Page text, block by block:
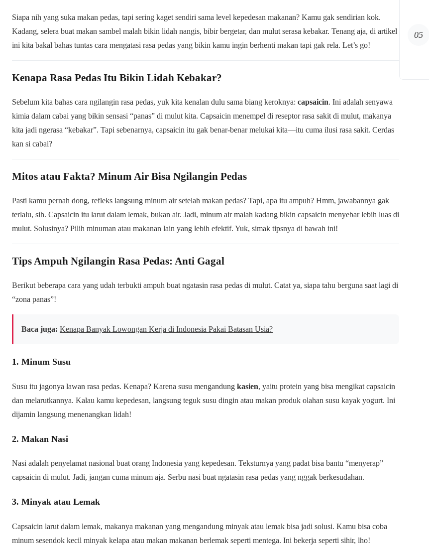
Siapa nih yang suka makan pedas, tapi sering kaget sendiri sama level kepedesan makanan? Kamu gak sendirian kok.
Kadang, selera buat makan sambel malah bikin lidah nangis, bibir bergetar, dan mulut serasa kebakar. Tenang aja, di artikel
ini kita bakal bahas tuntas cara mengatasi rasa pedas yang bikin kamu ingin berhenti makan tapi gak rela. Let’s go!
Kenapa Rasa Pedas Itu Bikin Lidah Kebakar?
Sebelum kita bahas cara ngilangin rasa pedas, yuk kita kenalan dulu sama biang keroknya: capsaicin. Ini adalah senyawa
kimia dalam cabai yang bikin sensasi “panas” di mulut kita. Capsaicin menempel di reseptor rasa sakit di mulut, makanya
kita jadi ngerasa “kebakar”. Tapi sebenarnya, capsaicin itu gak benar-benar melukai kita—itu cuma ilusi rasa sakit. Cerdas
kan si cabai?
Mitos atau Fakta? Minum Air Bisa Ngilangin Pedas
Pasti kamu pernah dong, refleks langsung minum air setelah makan pedas? Tapi, apa itu ampuh? Hmm, jawabannya gak
terlalu, sih. Capsaicin itu larut dalam lemak, bukan air. Jadi, minum air malah kadang bikin capsaicin menyebar lebih luas di
mulut. Solusinya? Pilih minuman atau makanan lain yang lebih efektif. Yuk, simak tipsnya di bawah ini!
Tips Ampuh Ngilangin Rasa Pedas: Anti Gagal
Berikut beberapa cara yang udah terbukti ampuh buat ngatasin rasa pedas di mulut. Catat ya, siapa tahu berguna saat lagi di
“zona panas”!
Baca juga: Kenapa Banyak Lowongan Kerja di Indonesia Pakai Batasan Usia?
1. Minum Susu
Susu itu jagonya lawan rasa pedas. Kenapa? Karena susu mengandung kasien, yaitu protein yang bisa mengikat capsaicin
dan melarutkannya. Kalau kamu kepedesan, langsung teguk susu dingin atau makan produk olahan susu kayak yogurt. Ini
dijamin langsung menenangkan lidah!
2. Makan Nasi
Nasi adalah penyelamat nasional buat orang Indonesia yang kepedesan. Teksturnya yang padat bisa bantu “menyerap”
capsaicin di mulut. Jadi, jangan cuma minum aja. Serbu nasi buat ngatasin rasa pedas yang nggak berkesudahan.
3. Minyak atau Lemak
Capsaicin larut dalam lemak, makanya makanan yang mengandung minyak atau lemak bisa jadi solusi. Kamu bisa coba
minum sesendok kecil minyak kelapa atau makan makanan berlemak seperti mentega. Ini bekerja seperti sihir, lho!
05